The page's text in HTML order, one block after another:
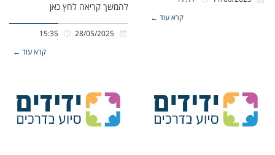
קרא עוד ←
להמשך קריאה לחץ כאן
קרא עוד ←